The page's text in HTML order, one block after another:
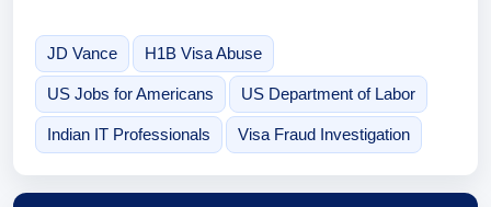
JD Vance H1B Visa Abuse
US Jobs for Americans US Department of Labor
Indian IT Professionals Visa Fraud Investigation